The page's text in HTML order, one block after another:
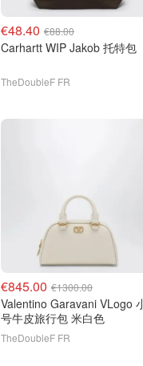
€48.40 €88.00
Carhartt WIP Jakob 托特包
TheDoubleF FR
€845.00 €1300.00
Valentino Garavani VLogo 小
号牛皮旅行包 米白色
TheDoubleF FR